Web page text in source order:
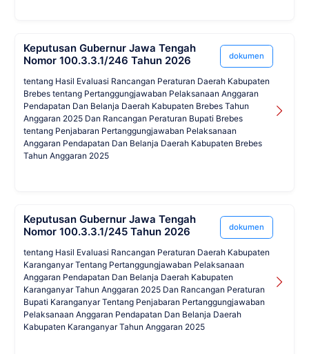
Keputusan Gubernur Jawa Tengah
Nomor 100.3.3.1/246 Tahun 2026
dokumen
tentang Hasil Evaluasi Rancangan Peraturan Daerah Kabupaten
Brebes tentang Pertanggungjawaban Pelaksanaan Anggaran
Pendapatan Dan Belanja Daerah Kabupaten Brebes Tahun
Anggaran 2025 Dan Rancangan Peraturan Bupati Brebes
tentang Penjabaran Pertanggungjawaban Pelaksanaan
Anggaran Pendapatan Dan Belanja Daerah Kabupaten Brebes
Tahun Anggaran 2025
Keputusan Gubernur Jawa Tengah
Nomor 100.3.3.1/245 Tahun 2026
dokumen
tentang Hasil Evaluasi Rancangan Peraturan Daerah Kabupaten
Karanganyar Tentang Pertanggungjawaban Pelaksanaan
Anggaran Pendapatan Dan Belanja Daerah Kabupaten
Karanganyar Tahun Anggaran 2025 Dan Rancangan Peraturan
Bupati Karanganyar Tentang Penjabaran Pertanggungjawaban
Pelaksanaan Anggaran Pendapatan Dan Belanja Daerah
Kabupaten Karanganyar Tahun Anggaran 2025